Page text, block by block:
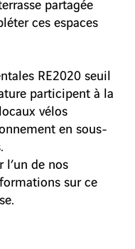
ces espaces
RE2020 seuil
participent à la
vélos
en sous-
l’un de nos
sur ce